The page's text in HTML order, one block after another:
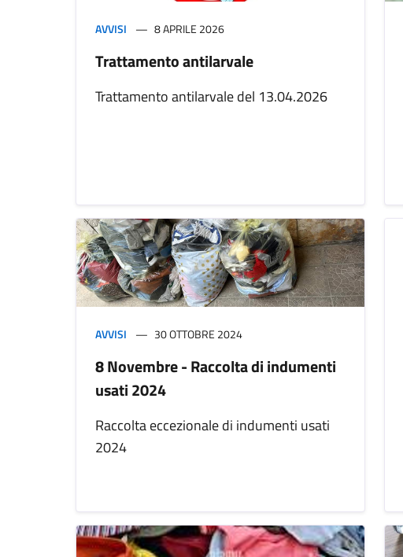
AVVISI 8 APRILE 2026
Trattamento antilarvale
Trattamento antilarvale del 13.04.2026
AVVISI 30 OTTOBRE 2024
8 Novembre - Raccolta di indumenti
usati 2024
Raccolta eccezionale di indumenti usati
2024